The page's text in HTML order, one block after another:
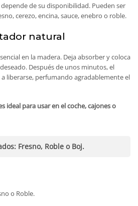
de su disponibilidad. Pueden ser
cerezo, encina, sauce, enebro o roble.
natural
en la madera. Deja absorber y coloca
Después de unos minutos, el
liberarse, perfumando agradablemente el
ideal para usar en el coche, cajones o
Fresno, Roble o Boj.
o Roble.